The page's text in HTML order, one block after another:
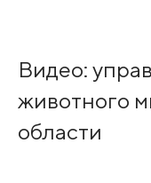
Видео:
животного
области